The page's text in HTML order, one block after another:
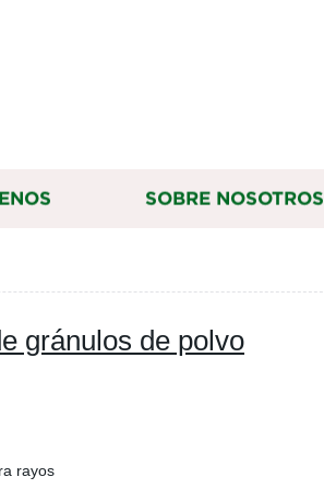
SOBRE NOSOTROS
gránulos de polvo
rayos